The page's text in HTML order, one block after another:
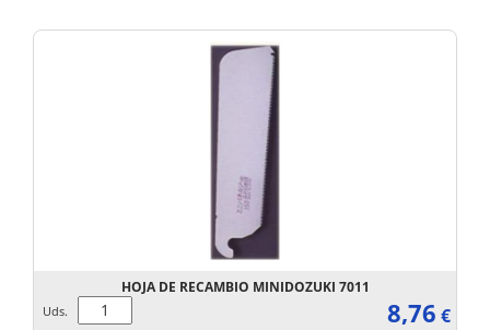
HOJA DE RECAMBIO MINIDOZUKI 7011
Uds. 8,76 €